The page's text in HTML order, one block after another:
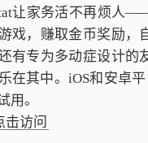
让家务活不再烦人
戏，赚取金币奖励，
有专为多动症设计的
在其中。iOS和安卓
用。
击访问